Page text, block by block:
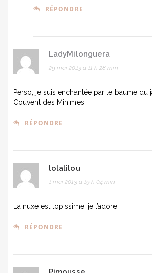
RÉPONDRE
LadyMilonguera
29 mai 2013 à 11 h 28 min
Perso, je suis enchantée par le baume du
Couvent des Minimes.
RÉPONDRE
lolalilou
1 mai 2013 à 19 h 04 min
La nuxe est topissime, je l’adore !
RÉPONDRE